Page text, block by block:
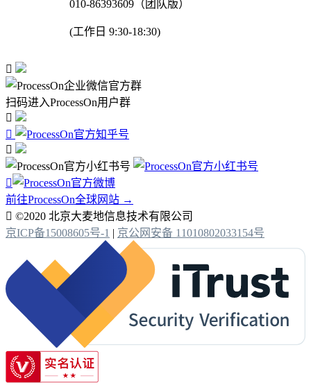
010-86393609（团队版）
(工作日 9:30-18:30)

扫码进入ProcessOn用户群




前往ProcessOn全球网站 →
 ©2020 北京大麦地信息技术有限公司
京ICP备15008605号-1 | 京公网安备 11010802033154号